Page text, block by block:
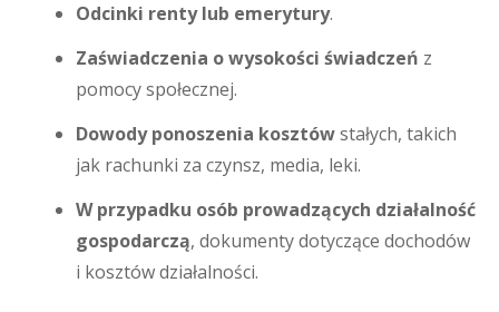
Odcinki renty lub emerytury.
Zaświadczenia o wysokości świadczeń z
pomocy społecznej.
Dowody ponoszenia kosztówstałych, takich
jak rachunki za czynsz, media, leki.
W przypadku osób prowadzących działalność
gospodarczą, dokumenty dotyczące dochodów
i kosztów działalności.